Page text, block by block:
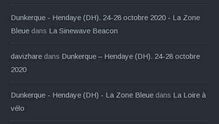
Dunkerque - Hendaye (DH). 24-28 octobre 2020 - La Zone
Bleue dans La Sinewave Beacon
davizhare dans Dunkerque – Hendaye (DH). 24-28 octobre
2020
Dunkerque - Hendaye (DH) - La Zone Bleue dans La Loire à
vélo